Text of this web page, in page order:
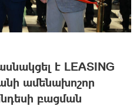
է LEASING
ամենախոշոր
բացման